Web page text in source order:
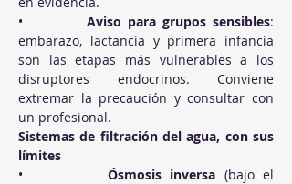
• Aviso para grupos sensibles:
embarazo, lactancia y primera infancia
son las etapas más vulnerables a los
disruptores endocrinos. Conviene
extremar la precaución y consultar con
un profesional.
Sistemas de filtración del agua, con sus
límites
• Ósmosis inversa (bajo el